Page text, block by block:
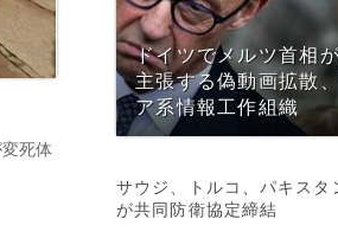
死体
ドイツでメルツ首相
主張する偽動画拡散
ア系情報工作組織
サウジ、トルコ、パキスタ
が共同防衛協定締結